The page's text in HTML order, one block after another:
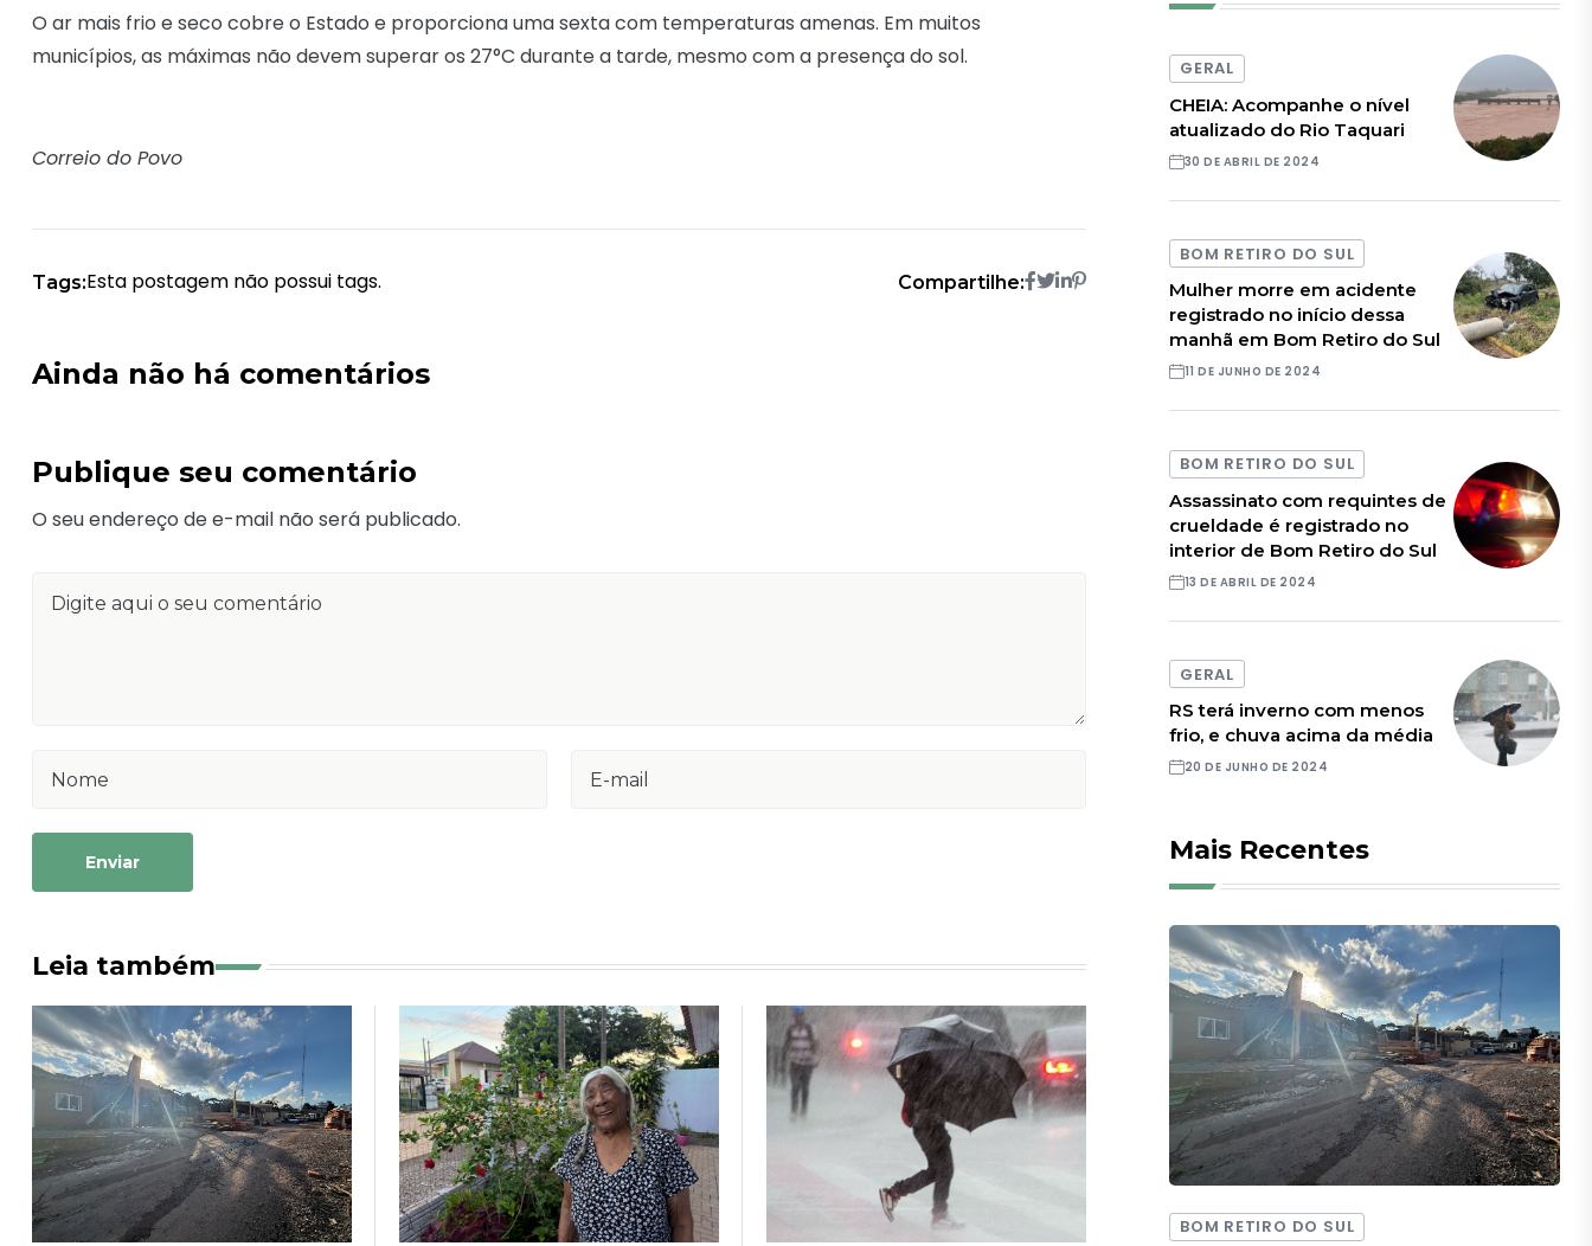
O ar mais frio e seco cobre o Estado e proporciona uma sexta com temperaturas amenas. Em muitos
municípios, as máximas não devem superar os 27°C durante a tarde, mesmo com a presença do sol.
Correio do Povo
Tags:Esta postagem não possui tags. Compartilhe:
Ainda não há comentários
Publique seu comentário
O seu endereço de e-mail não será publicado.
Enviar
Leia também
GERAL
CHEIA: Acompanhe o nível
atualizado do Rio Taquari
30 DE ABRIL DE 2024
BOM RETIRO DO SUL
Mulher morre em acidente
registrado no início dessa
manhã em Bom Retiro do Sul
11 DE JUNHO DE 2024
BOM RETIRO DO SUL
Assassinato com requintes de
crueldade é registrado no
interior de Bom Retiro do Sul
13 DE ABRIL DE 2024
GERAL
RS terá inverno com menos
frio, e chuva acima da média
20 DE JUNHO DE 2024
Mais Recentes
BOM RETIRO DO SUL